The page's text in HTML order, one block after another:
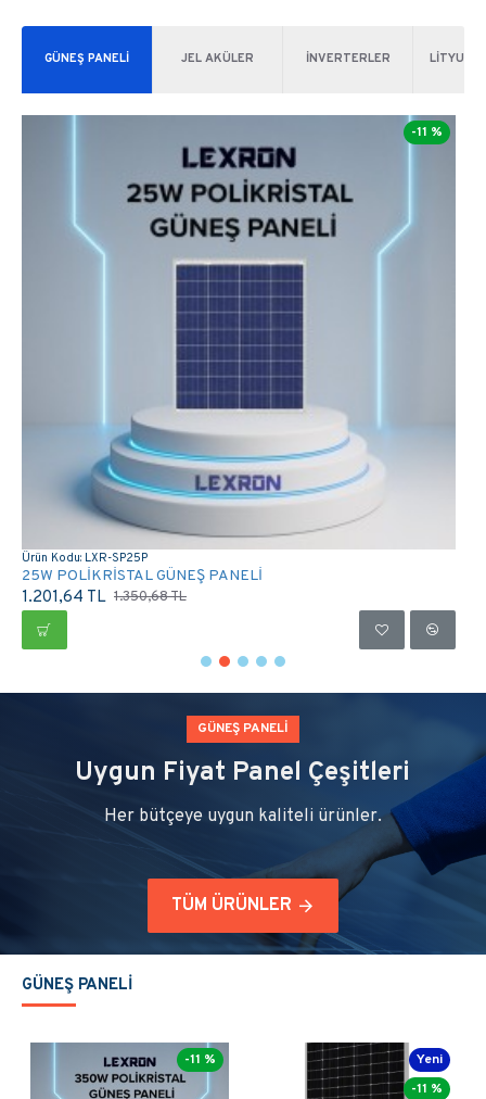
GÜNEŞ PANELİ JEL AKÜLER İNVERTERLER LİTYUM
-11 %
Ürün Kodu: LXR-SP42P
42W POLİKRİSTAL GÜNEŞ PANELİ
1.901,72 TL 2.137,59 TL
GÜNEŞ PANELİ
Uygun Fiyat Panel Çeşitleri
Her bütçeye uygun kaliteli ürünler.
TÜM ÜRÜNLER
GÜNEŞ PANELİ
Yeni
-11 %
-11 %